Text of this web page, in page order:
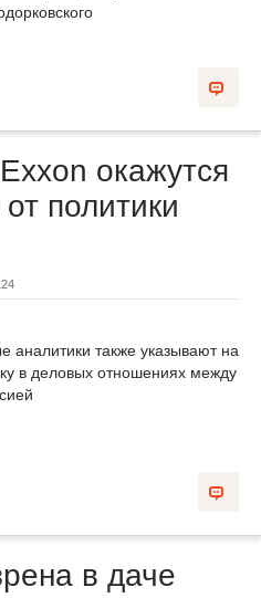
окажутся
политики
аналитики также указывают на
в деловых отношениях между
в даче